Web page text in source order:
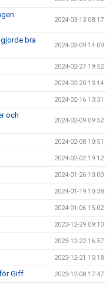
2024-03-13 08:17
bra
2024-03-09 14:09
2024-02-27 19:52
2024-02-20 13:14
2024-02-16 13:31
och
2024-02-09 09:52
2024-02-08 10:51
2024-02-02 19:12
2024-01-26 10:00
2024-01-19 10:38
2024-01-06 15:02
2023-12-29 09:10
2023-12-22 16:57
2023-12-21 15:18
Giff 2023-12-08 17:47